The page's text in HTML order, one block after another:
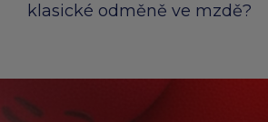
klasické odměně ve mzdě?